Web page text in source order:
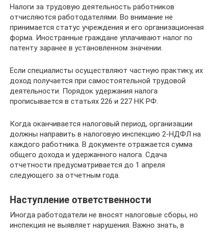
Налоги за трудовую деятельность работников
отчисляются работодателями. Во внимание не
принимается статус учреждения и его организационная
форма. Иностранные граждане уплачивают налог по
патенту заранее в установленном значении.
Если специалисты осуществляют частную практику, их
доход получается при самостоятельной трудовой
деятельности. Порядок удержания налога
прописывается в статьях 226 и 227 НК РФ.
Когда оканчивается налоговый период, организации
должны направить в налоговую инспекцию 2-НДФЛ на
каждого работника. В документе отражается сумма
общего дохода и удержанного налога. Сдача
отчетности предусматривается до 1 апреля
следующего за отчетным года.
Наступление ответственности
Иногда работодатели не вносят налоговые сборы, но
инспекция не выявляет нарушения. Важно знать, в